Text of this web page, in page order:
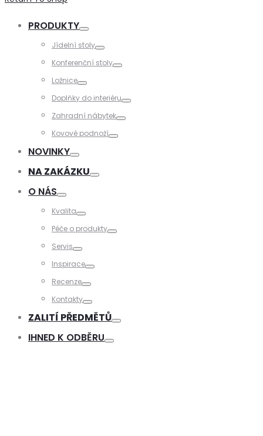
PRODUKTY
Jídelní stoly
Konferenční stoly
Ložnice
Doplňky do interiéru
Zahradní nábytek
Kovové podnoží
NOVINKY
NA ZAKÁZKU
O NÁS
Kvalita
Péče o produkty
Servis
Inspirace
Recenze
Kontakty
Toggle
ZALITÍ PŘEDMĚTŮ
IHNED K ODBĚRU